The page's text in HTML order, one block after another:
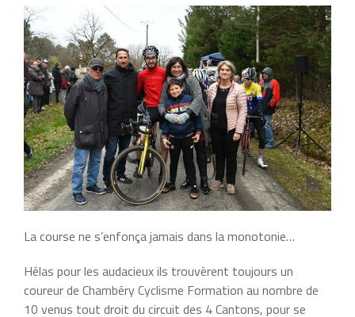
La course ne s’enfonça jamais dans la monotonie…
Hélas pour les audacieux ils trouvèrent toujours un
coureur de Chambéry Cyclisme Formation au nombre de
10 venus tout droit du circuit des 4 Cantons, pour se